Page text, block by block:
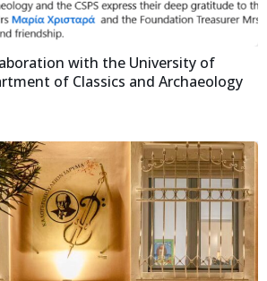
with the University of
of Classics and Archaeology